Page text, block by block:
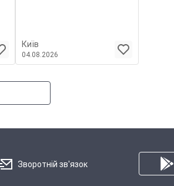
Київ
04.08.2026
Зворотній зв'язок